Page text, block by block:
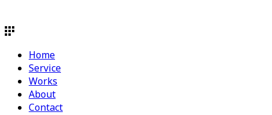
Home
Service
Works
About
Contact